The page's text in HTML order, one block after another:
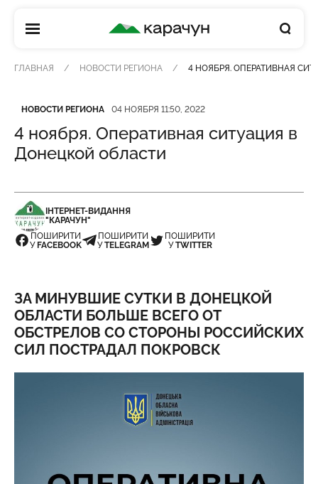
КАРАЧУН
ГЛАВНАЯ НОВОСТИ РЕГИОНА 4 НОЯБРЯ. ОПЕРАТИВНАЯ
Категория
НОВОСТИ РЕГИОНА
Дата публикации 04 НОЯБРЯ 11:50, 2022
4 ноября. Оперативная ситуация в
Донецкой области
ІНТЕРНЕТ-ВИДАННЯ
"КАРАЧУН"
ПОШИРИТИ
У FACEBOOK
ПОШИРИТИ
УTELEGRAM
ПОШИРИТИ
УTWITTER
ЗА МИНУВШИЕ СУТКИ В ДОНЕЦКОЙ
ОБЛАСТИ БОЛЬШЕ ВСЕГО ОТ
ОБСТРЕЛОВ СО СТОРОНЫ РОССИЙСКИХ
СИЛ ПОСТРАДАЛ ПОКРОВСК